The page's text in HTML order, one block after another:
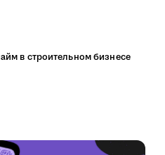
в строительном бизнесе